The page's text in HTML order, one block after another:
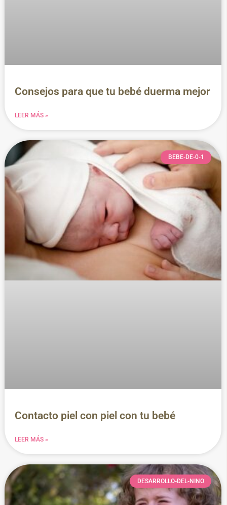
Consejos para que tu bebé duerma mejor
LEER MÁS »
BEBE-DE-0-1
Contacto piel con piel con tu bebé
LEER MÁS »
DESARROLLO-DEL-NINO